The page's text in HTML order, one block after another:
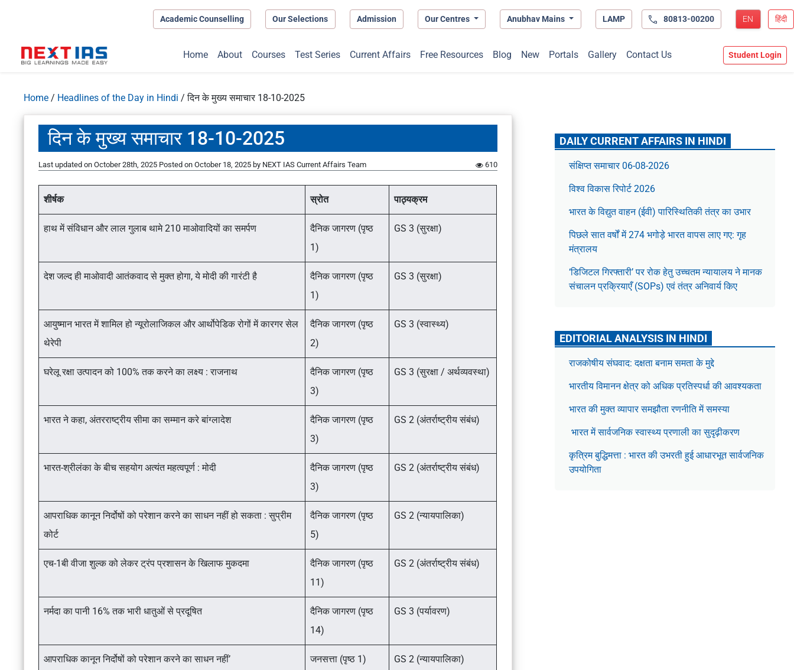
Academic Counselling Our Selections Admission Our Centres Anubhav Mains LAMP 80813-00200 EN हिंदी
Home About Courses Test Series Current Affairs Free Resources Blog New Portals Gallery Contact Us Student Login
Home / Headlines of the Day in Hindi /दिन के मुख्य समाचार 18-10-2025
दिन के मुख्य समाचार 18-10-2025
Last updated on October 28th, 2025 Posted on October 18, 2025 by NEXT IAS Current Affairs Team 610
शीर्षक स्रोत पाठ्यक्रम
हाथ में संविधान और लाल गुलाब थामे 210 माओवादियों का समर्पण
दैनिक जागरण (पृष्ठ
1)
GS 3 (सुरक्षा)
देश जल्द ही माओवादी आतंकवाद से मुक्त होगा, ये मोदी की गारंटी है
दैनिक जागरण (पृष्ठ
1)
GS 3 (सुरक्षा)
आयुष्मान भारत में शामिल हो न्यूरोलाजिकल और आर्थोपेडिक रोगों में कारगर सेल
थेरेपी
दैनिक जागरण (पृष्ठ
2)
GS 3 (स्वास्थ्य)
घरेलू रक्षा उत्पादन को 100% तक करने का लक्ष्य : राजनाथ
दैनिक जागरण (पृष्ठ
3)
GS 3 (सुरक्षा / अर्थव्यवस्था)
भारत ने कहा, अंतरराष्ट्रीय सीमा का सम्मान करे बांग्लादेश
दैनिक जागरण (पृष्ठ
3)
GS 2 (अंतर्राष्ट्रीय संबंध)
भारत-श्रीलंका के बीच सहयोग अत्यंत महत्वपूर्ण : मोदी
दैनिक जागरण (पृष्ठ
3)
GS 2 (अंतर्राष्ट्रीय संबंध)
आपराधिक कानून निर्दोषों को परेशान करने का साधन नहीं हो सकता : सुप्रीम
कोर्ट
दैनिक जागरण (पृष्ठ
5)
GS 2 (न्यायपालिका)
एच-1बी वीजा शुल्क को लेकर ट्रंप प्रशासन के खिलाफ मुकदमा
दैनिक जागरण (पृष्ठ
11)
GS 2 (अंतर्राष्ट्रीय संबंध)
नर्मदा का पानी 16% तक भारी धातुओं से प्रदूषित
दैनिक जागरण (पृष्ठ
14)
GS 3 (पर्यावरण)
आपराधिक कानून निर्दोषों को परेशान करने का साधन नहीं’ जनसत्ता (पृष्ठ 1) GS 2 (न्यायपालिका)
DAILY CURRENT AFFAIRS IN HINDI
संक्षिप्त समाचार 06-08-2026
विश्व विकास रिपोर्ट 2026
भारत के विद्युत वाहन (ईवी) पारिस्थितिकी तंत्र का उभार
पिछले सात वर्षों में 274 भगोड़े भारत वापस लाए गए: गृह
मंत्रालय
‘डिजिटल गिरफ्तारी’ पर रोक हेतु उच्चतम न्यायालय ने मानक
संचालन प्रक्रियाएँ (SOPs) एवं तंत्र अनिवार्य किए
EDITORIAL ANALYSIS IN HINDI
राजकोषीय संघवाद: दक्षता बनाम समता के मुद्दे
भारतीय विमानन क्षेत्र को अधिक प्रतिस्पर्धा की आवश्यकता
भारत की मुक्त व्यापार समझौता रणनीति में समस्या
भारत में सार्वजनिक स्वास्थ्य प्रणाली का सुदृढ़ीकरण
कृत्रिम बुद्धिमत्ता : भारत की उभरती हुई आधारभूत सार्वजनिक
उपयोगिता